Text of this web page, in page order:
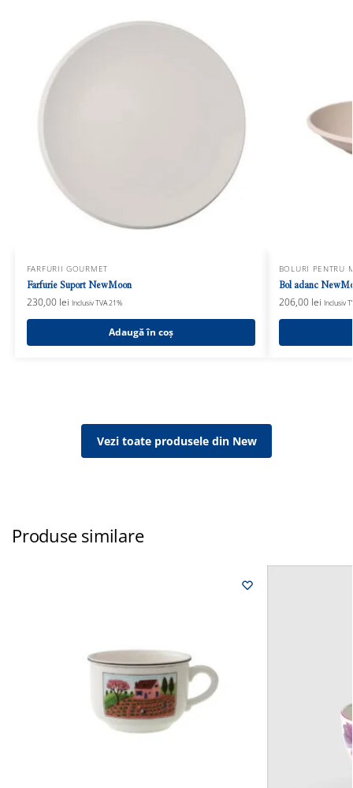
FARFURII GOURMET
Farfurie Suport NewMoon
230,00 lei Inclusiv TVA 21%
Adaugă în coș
BOLURI PENTRU
Bol adanc
206,00 lei Inclusiv
Vezi toate produsele din New
Produse similare